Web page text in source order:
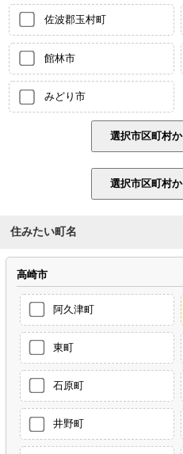
佐波郡玉村町
館林市
みどり市
住みたい町名
高崎市
阿久津町
東町
石原町
井野町